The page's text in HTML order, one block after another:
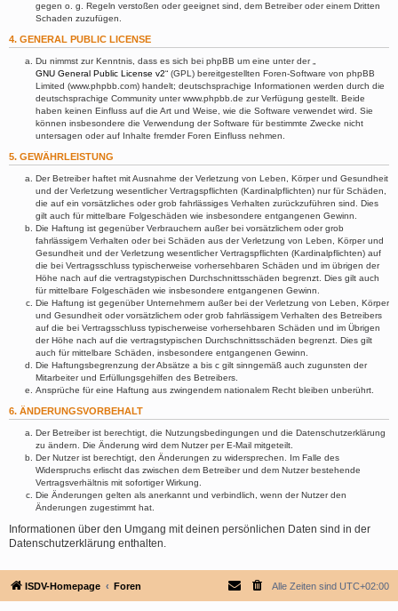
gegen o. g. Regeln verstoßen oder geeignet sind, dem Betreiber oder einem Dritten
Schaden zuzufügen.
4. GENERAL PUBLIC LICENSE
Du nimmst zur Kenntnis, dass es sich bei phpBB um eine unter der „
GNU General Public License v2“ (GPL) bereitgestellten Foren-Software von phpBB
Limited (www.phpbb.com) handelt; deutschsprachige Informationen werden durch die
deutschsprachige Community unter www.phpbb.de zur Verfügung gestellt. Beide
haben keinen Einfluss auf die Art und Weise, wie die Software verwendet wird. Sie
können insbesondere die Verwendung der Software für bestimmte Zwecke nicht
untersagen oder auf Inhalte fremder Foren Einfluss nehmen.
5. GEWÄHRLEISTUNG
Der Betreiber haftet mit Ausnahme der Verletzung von Leben, Körper und Gesundheit
und der Verletzung wesentlicher Vertragspflichten (Kardinalpflichten) nur für Schäden,
die auf ein vorsätzliches oder grob fahrlässiges Verhalten zurückzuführen sind. Dies
gilt auch für mittelbare Folgeschäden wie insbesondere entgangenen Gewinn.
Die Haftung ist gegenüber Verbrauchern außer bei vorsätzlichem oder grob
fahrlässigem Verhalten oder bei Schäden aus der Verletzung von Leben, Körper und
Gesundheit und der Verletzung wesentlicher Vertragspflichten (Kardinalpflichten) auf
die bei Vertragsschluss typischerweise vorhersehbaren Schäden und im übrigen der
Höhe nach auf die vertragstypischen Durchschnittsschäden begrenzt. Dies gilt auch
für mittelbare Folgeschäden wie insbesondere entgangenen Gewinn.
Die Haftung ist gegenüber Unternehmern außer bei der Verletzung von Leben, Körper
und Gesundheit oder vorsätzlichem oder grob fahrlässigem Verhalten des Betreibers
auf die bei Vertragsschluss typischerweise vorhersehbaren Schäden und im Übrigen
der Höhe nach auf die vertragstypischen Durchschnittsschäden begrenzt. Dies gilt
auch für mittelbare Schäden, insbesondere entgangenen Gewinn.
Die Haftungsbegrenzung der Absätze a bis c gilt sinngemäß auch zugunsten der
Mitarbeiter und Erfüllungsgehilfen des Betreibers.
Ansprüche für eine Haftung aus zwingendem nationalem Recht bleiben unberührt.
6. ÄNDERUNGSVORBEHALT
Der Betreiber ist berechtigt, die Nutzungsbedingungen und die Datenschutzerklärung
zu ändern. Die Änderung wird dem Nutzer per E-Mail mitgeteilt.
Der Nutzer ist berechtigt, den Änderungen zu widersprechen. Im Falle des
Widerspruchs erlischt das zwischen dem Betreiber und dem Nutzer bestehende
Vertragsverhältnis mit sofortiger Wirkung.
Die Änderungen gelten als anerkannt und verbindlich, wenn der Nutzer den
Änderungen zugestimmt hat.
Informationen über den Umgang mit deinen persönlichen Daten sind in der
Datenschutzerklärung enthalten.
ISDV-Homepage Foren Alle Zeiten sind UTC+02:00